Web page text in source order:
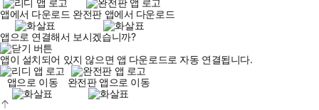
앱에서 다운로드 완전판 앱에서 다운로드
앱으로 연결해서 보시겠습니까?
앱이 설치되어 있지 않으면 앱 다운로드로 자동 연결됩니다.
앱으로 이동
완전판 앱으로 이동